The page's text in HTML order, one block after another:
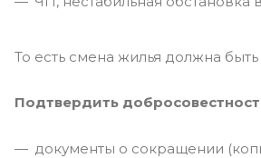
То есть смена жилья должна
Подтвердить
документы о сокращении